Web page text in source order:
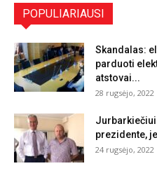
POPULIARIAUSI
Skandalas:
parduoti
atstovai...
28 rugsėjo, 2022
Jurbarkiečiui
prezidente,
24 rugsėjo, 2022